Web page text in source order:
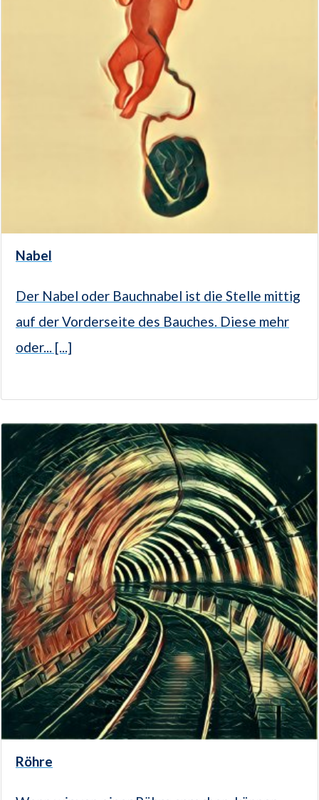
Nabel
Der Nabel oder Bauchnabel ist die Stelle mittig
auf der Vorderseite des Bauches. Diese mehr
oder... [...]
Röhre